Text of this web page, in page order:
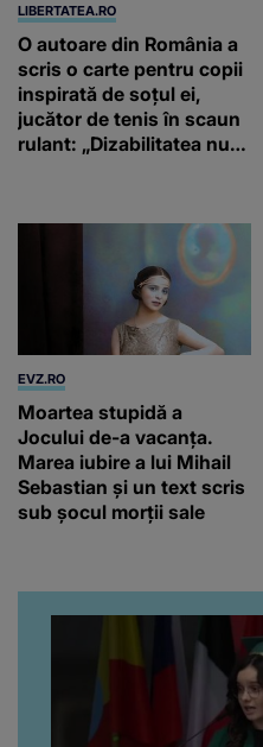
LIBERTATEA.RO
O autoare din România a
scris o carte pentru copii
inspirată de soțul ei,
jucător de tenis în scaun
rulant: „Dizabilitatea nu
EVZ.RO
Moartea stupidă a
Jocului de-a vacanța.
Marea iubire a lui Mihail
Sebastian și un text scris
sub șocul morții sale